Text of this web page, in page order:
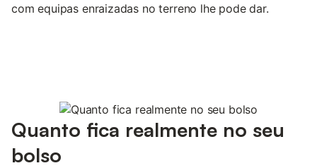
com equipas enraizadas no terreno lhe pode dar.
Quanto fica realmente no seu
bolso